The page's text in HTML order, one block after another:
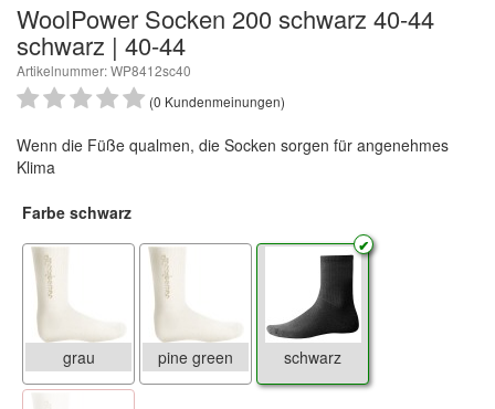
WoolPower Socken 200 schwarz 40-44
schwarz | 40-44
Artikelnummer: WP8412sc40
(0 Kundenmeinungen)
Wenn die Füße qualmen, die Socken sorgen für angenehmes
Klima
Farbe schwarz
grau pine green schwarz